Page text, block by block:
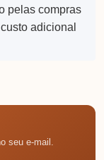
pelas compras
adicional
seu e-mail.